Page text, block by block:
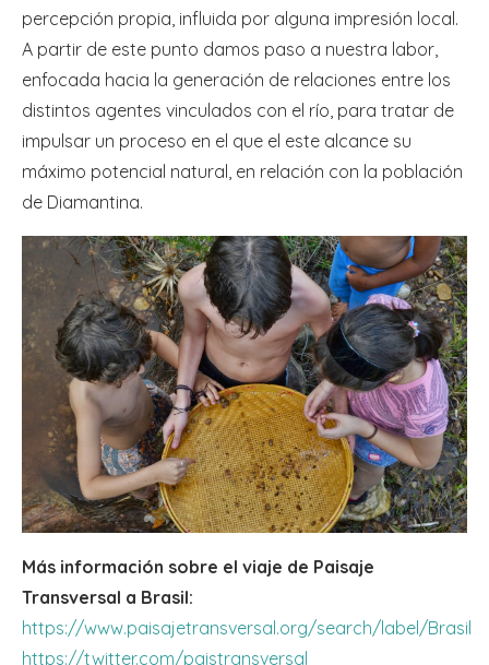
percepción propia, influida por alguna impresión local.
A partir de este punto damos paso a nuestra labor,
enfocada hacia la generación de relaciones entre los
distintos agentes vinculados con el río, para tratar de
impulsar un proceso en el que el este alcance su
máximo potencial natural, en relación con la población
de Diamantina.
Más información sobre el viaje de Paisaje
Transversal a Brasil:
https://www.paisajetransversal.org/search/label/Brasil
https://twitter.com/paistransversal